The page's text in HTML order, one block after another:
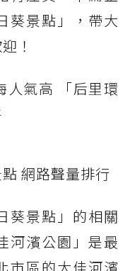
葵景點」，帶大
！
人氣高 「后里環
網路聲量排行
葵景點」的相關
河濱公園」是最